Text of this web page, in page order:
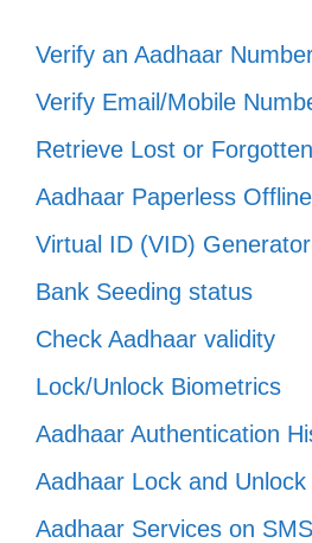
Verify an Aadhaar
Verify Email/Mobile
Retrieve Lost or
Aadhaar Paperless
Virtual ID (VID) Generator
Bank Seeding status
Check Aadhaar validity
Lock/Unlock Biometrics
Aadhaar Authentication
Aadhaar Lock and
Aadhaar Services on SMS